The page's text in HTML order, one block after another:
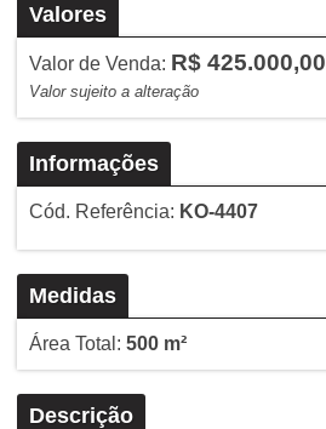
Valores
Valor de Venda: R$ 425.000,00
Valor sujeito a alteração
Informações
Cód. Referência: KO-4407
Medidas
Área Total: 500 m²
Descrição